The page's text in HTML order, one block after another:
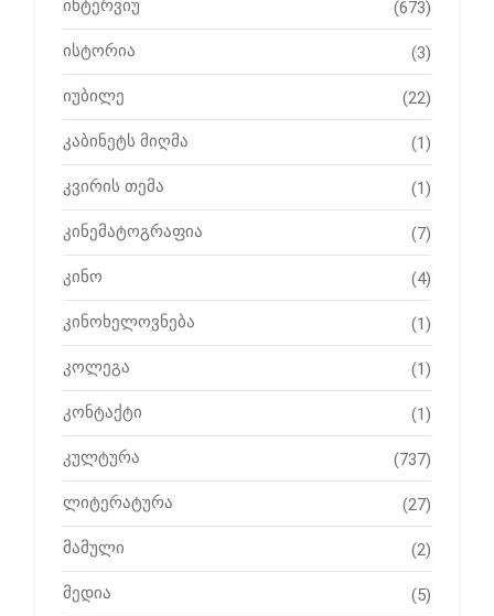
ინტერვიუ (673)
ისტორია (3)
იუბილე (22)
კაბინეტს მიღმა (1)
კვირის თემა (1)
კინემატოგრაფია (7)
კინო (4)
კინოხელოვნება (1)
კოლეგა (1)
კონტაქტი (1)
კულტურა (737)
ლიტერატურა (27)
მამული (2)
მედია (5)